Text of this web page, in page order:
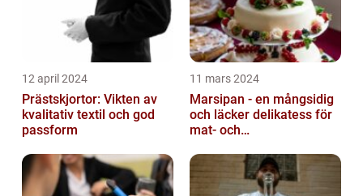
12 april 2024
Prästskjortor: Vikten av
kvalitativ textil och god
passform
11 mars 2024
Marsipan - en mångsidig
och läcker delikatess för
mat- och